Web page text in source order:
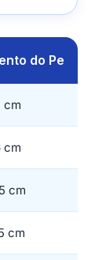
do Pe
cm
cm
cm
cm